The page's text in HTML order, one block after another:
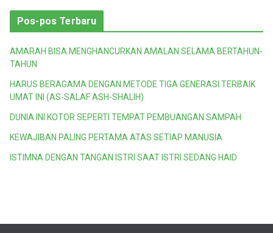
Pos-pos Terbaru
AMARAH BISA MENGHANCURKAN AMALAN SELAMA BERTAHUN-
TAHUN
HARUS BERAGAMA DENGAN METODE TIGA GENERASI TERBAIK
UMAT INI (AS-SALAF ASH-SHALIH)
DUNIA INI KOTOR SEPERTI TEMPAT PEMBUANGAN SAMPAH
KEWAJIBAN PALING PERTAMA ATAS SETIAP MANUSIA
ISTIMNA DENGAN TANGAN ISTRI SAAT ISTRI SEDANG HAID